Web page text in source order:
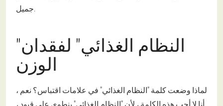
جميل.
"النظام الغذائي" لفقدان
الوزن
لماذا وضعت كلمة "النظام الغذائي" في علامات اقتباس؟ نعم ،
أنا لا أحب هذه الكلمة ، لأن "النظام الغذائي" ينطوي على قيود ،